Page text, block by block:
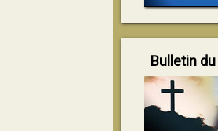
Bulletin du